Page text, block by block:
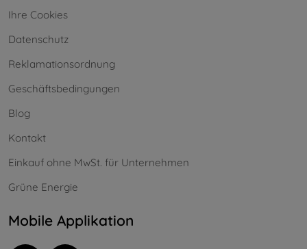
Ihre Cookies
Datenschutz
Reklamationsordnung
Geschäftsbedingungen
Blog
Kontakt
Einkauf ohne MwSt. für Unternehmen
Grüne Energie
Mobile Applikation